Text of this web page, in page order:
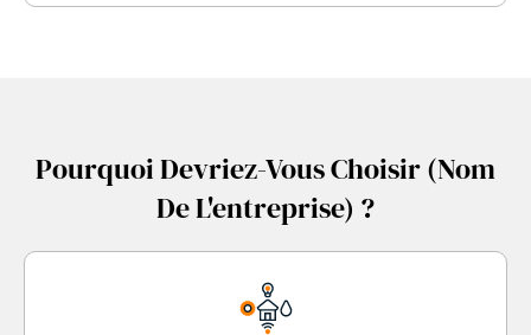
Pourquoi Devriez-Vous Choisir (nom
De L'entreprise) ?